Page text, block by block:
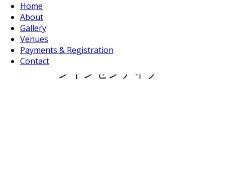
Home
About
Gallery
Venues
Payments & Registration
Contact
と無料のデモンストレーショ
ンインセンティブ